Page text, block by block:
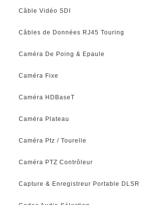
Câble Vidéo SDI
Câbles de Données RJ45 Touring
Caméra De Poing & Epaule
Caméra Fixe
Caméra HDBaseT
Caméra Plateau
Caméra Ptz / Tourelle
Caméra PTZ Contrôleur
Capture & Enregistreur Portable DLSR